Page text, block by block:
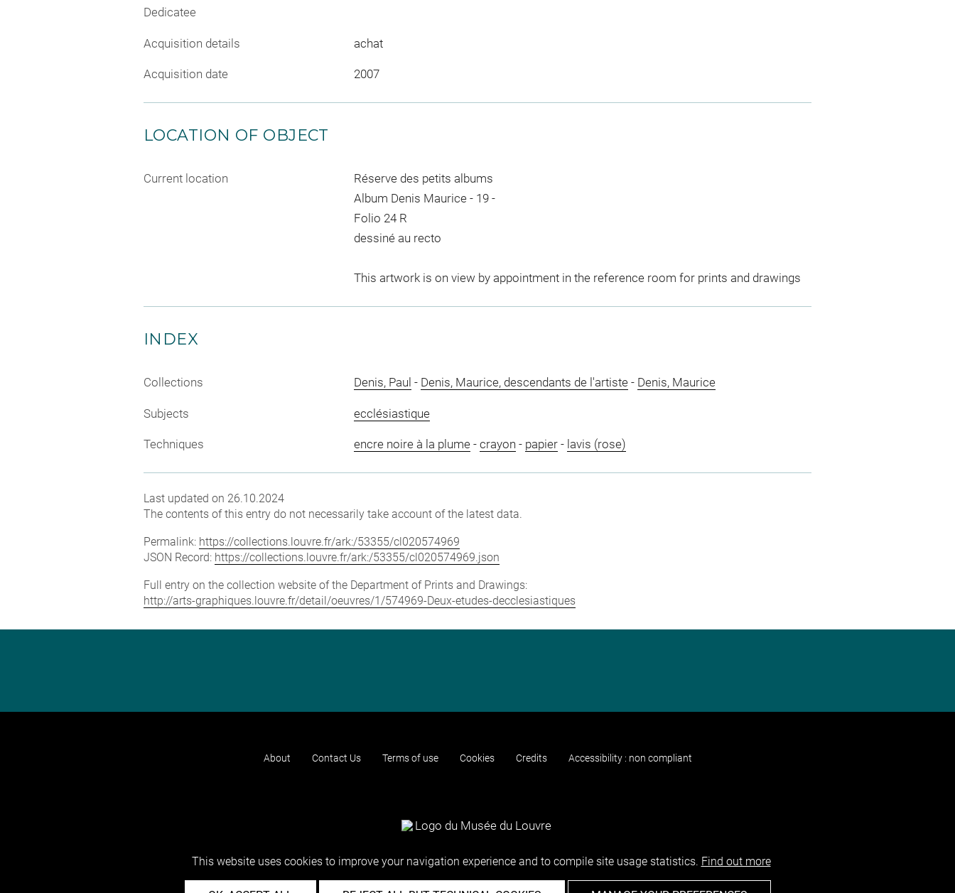
Dedicatee
Acquisition details achat
Acquisition date 2007
LOCATION OF OBJECT
Current location
Réserve des petits albums
Album Denis Maurice - 19 -
Folio 24 R
dessiné au recto
This artwork is on view by appointment in the reference room for prints and drawings
INDEX
Collections Denis, Paul - Denis, Maurice, descendants de l'artiste- Denis, Maurice
Subjects ecclésiastique
Techniques encre noire à la plume- crayon - papier- lavis (rose)
Last updated on 26.10.2024
The contents of this entry do not necessarily take account of the latest data.
Permalink: https://collections.louvre.fr/ark:/53355/cl020574969
JSON Record: https://collections.louvre.fr/ark:/53355/cl020574969.json
Full entry on the collection website of the Department of Prints and Drawings:
http://arts-graphiques.louvre.fr/detail/oeuvres/1/574969-Deux-etudes-decclesiastiques
About Contact Us Terms of use Cookies Credits Accessibility : non compliant
This website uses cookies to improve your navigation experience and to compile site usage statistics. Find out more